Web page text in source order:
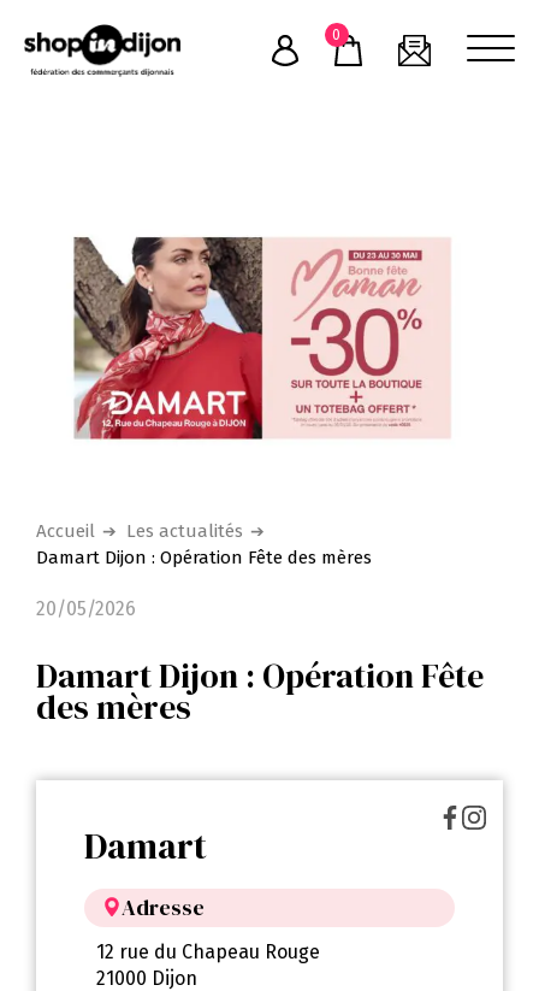
content
0
Accueil
Les actualités
Damart Dijon : Opération Fête des mères
20/05/2026
Damart Dijon : Opération Fête
des mères
Damart
Adresse
12 rue du Chapeau Rouge
21000 Dijon